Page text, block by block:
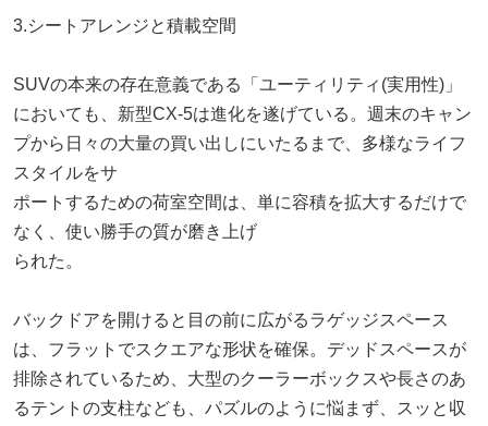
3.シートアレンジと積載空間
SUVの本来の存在意義である「ユーティリティ(実用性)」
においても、新型CX-5は進化を遂げている。週末のキャン
プから日々の大量の買い出しにいたるまで、多様なライフ
スタイルをサ
ポートするための荷室空間は、単に容積を拡大するだけで
なく、使い勝手の質が磨き上げ
られた。
バックドアを開けると目の前に広がるラゲッジスペース
は、フラットでスクエアな形状を確保。デッドスペースが
排除されているため、大型のクーラーボックスや長さのあ
るテントの支柱なども、パズルのように悩まず、スッと収